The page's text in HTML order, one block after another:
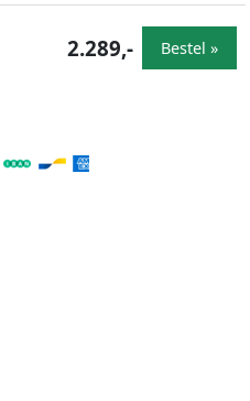
2.289,- Bestel »